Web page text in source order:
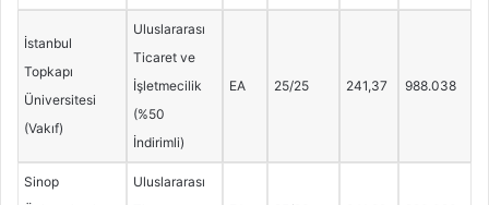
İstanbul
Topkapı
Üniversitesi
(Vakıf)
Uluslararası
Ticaret ve
İşletmecilik
(%50
İndirimli)
EA 25/25 241,37 988.038
Sinop
Uluslararası